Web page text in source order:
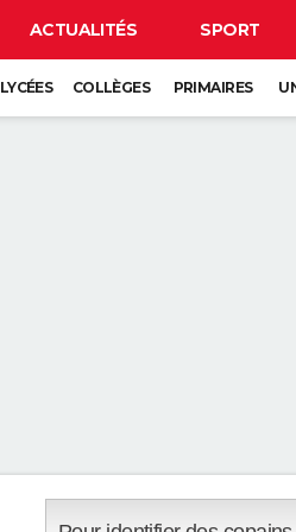
ACTUALITÉS SPORT
LYCÉES COLLÈGES PRIMAIRES